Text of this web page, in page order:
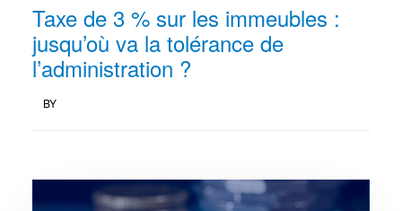
Taxe de 3 % sur les immeubles :
jusqu’où va la tolérance de
l’administration ?
BY